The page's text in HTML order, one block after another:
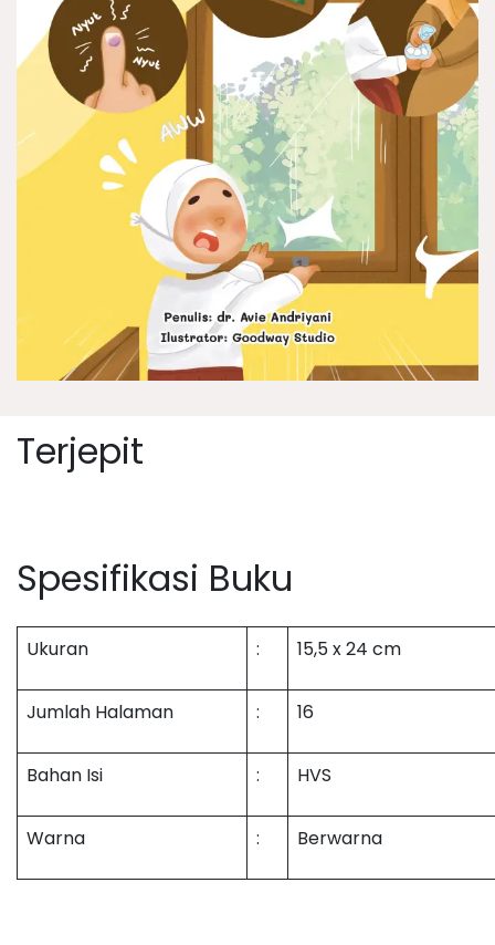
Terjepit
Spesifikasi Buku
Ukuran : 15,5 x 24 cm
Jumlah Halaman : 16
Bahan Isi : HVS
Warna : Berwarna